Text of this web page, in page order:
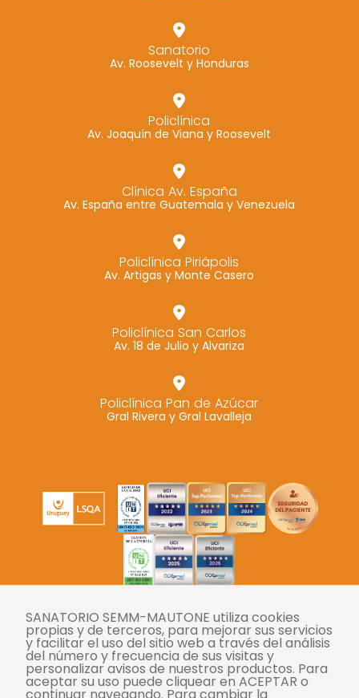
Sanatorio
Av. Roosevelt y Honduras
Policlínica
Av. Joaquín de Viana y Roosevelt
Clínica Av. España
Av. España entre Guatemala y Venezuela
Policlínica Piriápolis
Av. Artigas y Monte Casero
Policlínica San Carlos
Av. 18 de Julio y Alvariza
Policlínica Pan de Azúcar
Gral Rivera y Gral Lavalleja
Instagram
Facebook
Twitter
YouTube
LinkedIn
Tasas
Derechos y deberes
SANATORIO SEMM-MAUTONE utiliza cookies
propias y de terceros, para mejorar sus servicios
y facilitar el uso del sitio web a través del análisis
del número y frecuencia de sus visitas y
personalizar avisos de nuestros productos. Para
aceptar su uso puede cliquear en ACEPTAR o